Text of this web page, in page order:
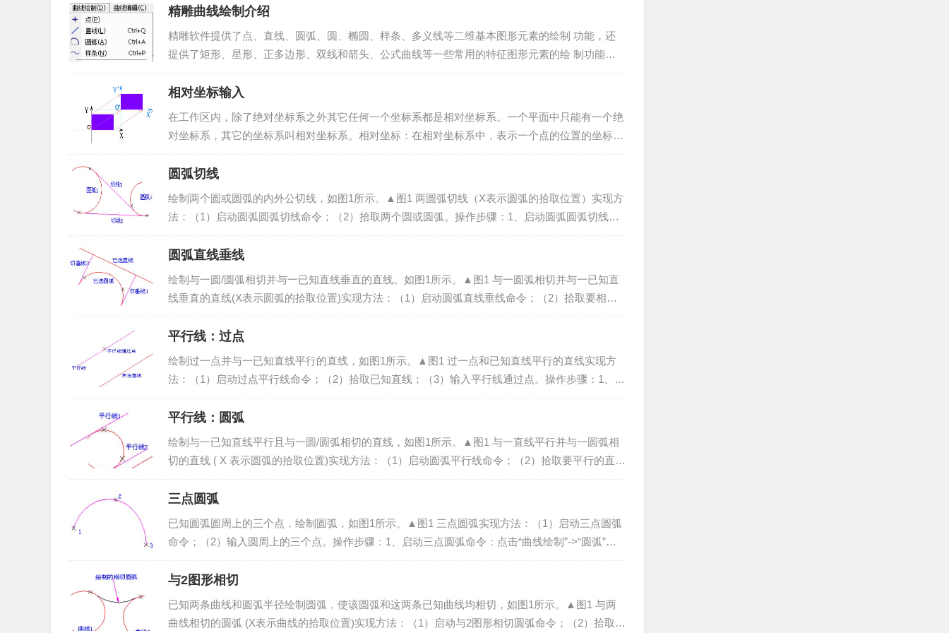
精雕曲线绘制介绍
精雕软件提供了点、直线、圆弧、圆、椭圆、样条、多义线等二维基本图形元素的绘制 功能，还
提供了矩形、星形、正多边形、双线和箭头、公式曲线等一些常用的特征图形元素的绘 制功能。
用户可以利用这些功能，方便快捷地绘制出各种各样复杂的二维平面设计图形...
相对坐标输入
在工作区内，除了绝对坐标系之外其它任何一个坐标系都是相对坐标系。一个平面中只能有一个绝
对坐标系，其它的坐标系叫相对坐标系。相对坐标：在相对坐标系中，表示一个点的位置的坐标叫
相对坐标。可以看出，绝对坐标系和相对坐标系只是原点和坐标轴的相对位置...
圆弧切线
绘制两个圆或圆弧的内外公切线，如图1所示。▲图1 两圆弧切线（X表示圆弧的拾取位置）实现方
法：（1）启动圆弧圆弧切线命令；（2）拾取两个圆或圆弧。操作步骤：1、启动圆弧圆弧切线命
令：点击“曲线绘制”->“直线”菜单项或绘制工具条中&l...
圆弧直线垂线
绘制与一圆/圆弧相切并与一已知直线垂直的直线。如图1所示。▲图1 与一圆弧相切并与一已知直
线垂直的直线(X表示圆弧的拾取位置)实现方法：（1）启动圆弧直线垂线命令；（2）拾取要相切
的圆弧/圆；（3）拾取要垂直的直线。操作步骤：1、启动圆弧直...
平行线：过点
绘制过一点并与一已知直线平行的直线，如图1所示。▲图1 过一点和已知直线平行的直线实现方
法：（1）启动过点平行线命令；（2）拾取已知直线；（3）输入平行线通过点。操作步骤：1、启
动过点平行线命令：点击“曲线绘制”-> “直线”菜单项或...
平行线：圆弧
绘制与一已知直线平行且与一圆/圆弧相切的直线，如图1所示。▲图1 与一直线平行并与一圆弧相
切的直线 ( X 表示圆弧的拾取位置)实现方法：（1）启动圆弧平行线命令；（2）拾取要平行的直
线；（3）拾取要相切的圆或圆弧。操作步骤：1、启动圆弧平...
三点圆弧
已知圆弧圆周上的三个点，绘制圆弧，如图1所示。▲图1 三点圆弧实现方法：（1）启动三点圆弧
命令；（2）输入圆周上的三个点。操作步骤：1、启动三点圆弧命令：点击“曲线绘制”->“圆弧”菜
单项或绘制工具条中的<绘制圆弧按钮（如下图2...
与2图形相切
已知两条曲线和圆弧半径绘制圆弧，使该圆弧和这两条已知曲线均相切，如图1所示。▲图1 与两
曲线相切的圆弧 (X表示曲线的拾取位置)实现方法：（1）启动与2图形相切圆弧命令；（2）拾取两